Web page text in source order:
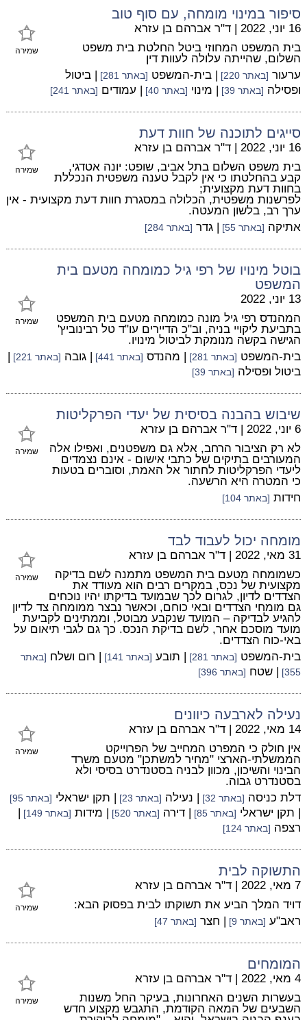
סיפור במינוי מומחה, עם סוף טוב
שמירה
16 יוני, 2022 | ד"ר אברהם בן עזרא
בית המשפט המחוזי ביטל החלטת בית משפט
השלום, שהייתה עלולה לעוות דין
ערעור [באתר 220] | בית-המשפט [באתר 281]
| ביטול
ופסילה [באתר 39] | מינוי [באתר 40] | עמודים [באתר 241]
סייגים לתוכנה של חוות דעת
שמירה
16 יוני, 2022 | ד"ר אברהם בן עזרא
בית משפט השלום בתל אביב, שופט: יונה אטדגי,
קבע בהחלטתו כי אין לקבל טענה משפטית הנכללת
בחוות דעת מקצועית;
לפרשנות משפטית, הכלולה במסגרת חוות דעת מקצועית - אין
ערך רב, בלשון המעטה.
אתיקה [באתר 55] | גדר [באתר 284]
בוטל מינויו של רפי גיל כמומחה מטעם בית
המשפט
שמירה
13 יוני, 2022
המהנדס רפי גיל מונה כמומחה מטעם בית המשפט
בתביעת ליקויי בניה, וב"כ הדיירים עו"ד טל רבינוביץ'
הגישה בקשה מנומקת לביטול מינויו.
בית-המשפט [באתר 281] | מהנדס [באתר 441] | גובה [באתר 221]
|
ביטול ופסילה [באתר 39]
שיבוש בהבנה בסיסית של יעדי הפרקליטות
שמירה
6 יוני, 2022 | ד"ר אברהם בן עזרא
לא רק הציבור הרחב, אלא גם משפטנים, ואפילו אלה
המעורבים בתיקים של כתבי אישום - אינם נצמדים
ליעדי הפרקליטות לחתור אל האמת, וסוברים בטעות
כי המטרה היא הרשעה.
חידות [באתר 104]
מומחה יכול לעבוד לבד
שמירה
31 מאי, 2022 | ד"ר אברהם בן עזרא
כשמומחה מטעם בית המשפט מתמנה לשם בדיקה
מקצועית של נכס, במקרים רבים הוא מעודד את
הצדדים לדיון, לגרום לכך שבמועד בדיקתו יהיו נוכחים
גם מומחי הצדדים ובאי כוחם, וכאשר נבצר ממומחה צד לדיון
להגיע לבדיקה – המועד שנקבע מבוטל, וממתינים לקביעת
מועד מוסכם אחר, לשם בדיקת הנכס. כך גם לגבי תיאום על
באי-כוח הצדדים.
בית-המשפט [באתר 281] | תובע [באתר 141] | רום ושלח [באתר
355]
| שטח [באתר 396]
נעילה לארבעה כיוונים
שמירה
14 מאי, 2022 | ד"ר אברהם בן עזרא
אין חולק כי המפרט המחייב של הפרוייקט
הממשלתי-הארצי "מחיר למשתכן" מטעם משרד
הבינוי והשיכון, מכוון לבניה בסטנדרט בסיסי ולא
בסטנדרט גבוה.
דלת כניסה [באתר 32] | נעילה [באתר 23] | תקן ישראלי [באתר 95]
| תקן ישראלי [באתר 85] | דירה [באתר 520] | מידות [באתר 149]
|
רצפה [באתר 124]
התשוקה לבית
שמירה
7 מאי, 2022 | ד"ר אברהם בן עזרא
דויד המלך הביע את תשוקתו לבית בפסוק הבא:
ראב"ע [באתר 9] | חצר [באתר 47]
המומחים
שמירה
4 מאי, 2022 | ד"ר אברהם בן עזרא
בעשרות השנים האחרונות, בעיקר החל משנות
השבעים של המאה הקודמת, התגבש מקצוע חדש